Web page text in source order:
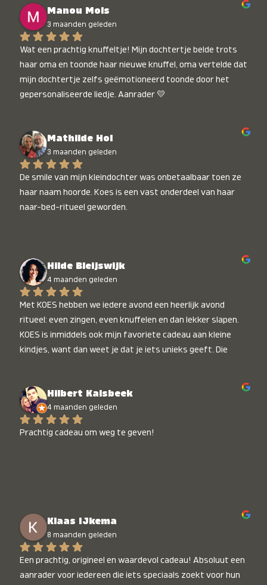
Manou Mols
3 maanden geleden
Wat een prachtig knuffeltje! Mijn dochtertje belde trots
haar oma en toonde haar nieuwe knuffel, oma vertelde dat
mijn dochtertje zelfs geëmotioneerd toonde door het
gepersonaliseerde liedje. Aanrader 💛
Mathilde Hol
3 maanden geleden
De smile van mijn kleindochter was onbetaalbaar toen ze
haar naam hoorde. Koes is een vast onderdeel van haar
naar-bed-ritueel geworden.
Hilde Bleijswijk
4 maanden geleden
Met KOES hebben we iedere avond een heerlijk avond
ritueel: even zingen, even knuffelen en dan lekker slapen.
KOES is inmiddels ook mijn favoriete cadeau aan kleine
kindjes, want dan weet je dat je iets unieks geeft. Die
Hilbert Kalsbeek
4 maanden geleden
Prachtig cadeau om weg te geven!
Klaas IJkema
8 maanden geleden
Een prachtig, origineel en waardevol cadeau! Absoluut een
aanrader voor iedereen die iets speciaals zoekt voor hun